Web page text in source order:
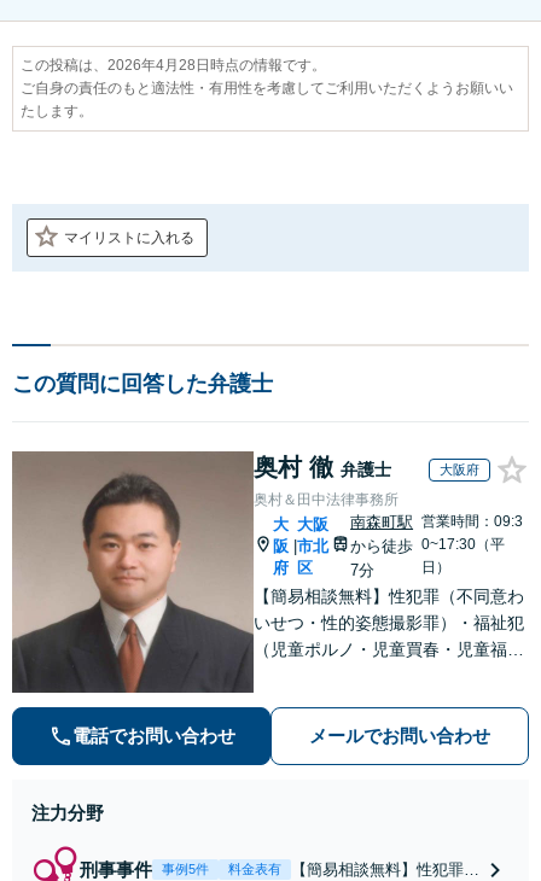
この投稿は、2026年4月28日時点の情報です。
ご自身の責任のもと適法性・有用性を考慮してご利用いただくようお願いい
たします。
マイリストに入れる
この質問に回答した弁護士
奥村 徹 弁護士 大阪府
奥村＆田中法律事務所
大
阪
府
大阪
市北
区
南森町駅
から徒歩
7分
営業時間：09:3
0~17:30（平
日）
【簡易相談無料】性犯罪（不同意わ
いせつ・性的姿態撮影罪）・福祉犯
（児童ポルノ・児童買春・児童福祉
等）に非常に詳しい弁護士です
電話でお問い合わせ メールでお問い合わせ
注力分野
刑事事件 事例5件 料金表有
【簡易相談無料】性犯罪